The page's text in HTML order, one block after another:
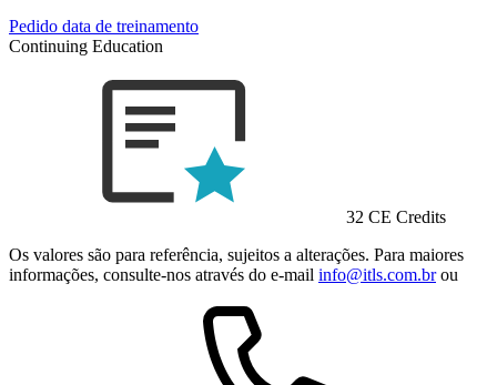
Pedido data de treinamento
Continuing Education
32 CE Credits
Os valores são para referência, sujeitos a alterações. Para maiores
informações, consulte-nos através do e-mail info@itls.com.brou